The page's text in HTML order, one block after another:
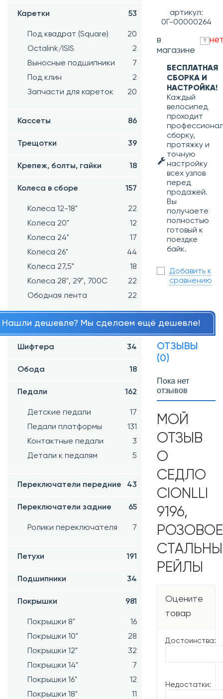
Каретки 53
Под квадрат (Square)
20
Octalink/ISIS
2
Выносные подшипники
7
Под клин
2
Запчасти для кареток
20
Кассеты 86
Трещотки 39
Крепеж, болты, гайки 18
Колеса в сборе 157
Колеса 12-18"
22
Колеса 20"
12
Колеса 24"
17
Колеса 26"
44
Колеса 27,5"
18
Колеса 28", 29", 700С
22
Ободная лента
22
Манетки 66
Шифтера 34
Обода 18
Педали 162
Детские педали
17
Педали платформы
131
Контактные педали
3
Детали к педалям
5
Переключатели передние 43
Переключатели задние 65
Ролики переключателя 7
Петухи 191
Подшипники 34
Покрышки 981
Покрышки 8"
16
Покрышки 10"
28
Покрышки 12"
32
Покрышки 14"
7
Покрышки 16"
12
Покрышки 18"
11
артикул:
0Г-00000264
в
магазине
?
БЕСПЛАТНАЯ
СБОРКА И
НАСТРОЙКА!
Каждый
велосипед
проходит
сборку,
протяжку и
точную
настройку
всех узлов
перед
продажей.
Вы
получаете
полностью
готовый к
поездке
байк.
Добавить к
сравнению
Нашли дешевле? Мы сделаем ещё дешевле!
ОТЗЫВЫ
(0)
Пока нет
отзывов
МОЙ
ОТЗЫВ
О
СЕДЛО
CIONLLI
9196,
РЕЙЛЫ
Оцените
товар
Достоинства:
Недостатки: